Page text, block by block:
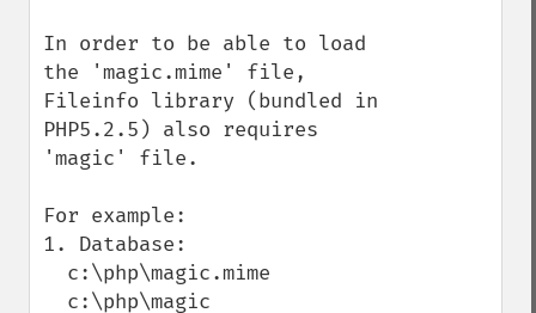
In order to be able to load
the 'magic.mime' file,
Fileinfo library (bundled in
PHP5.2.5) also requires
'magic' file.
For example:
1. Database: